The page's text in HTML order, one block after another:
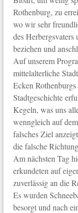
Rothenburg, zu
wo wir sehr
des
beziehen und
Auf unserem
mittelalterliche
Ecken
Stadtgeschichte
Kegeln, was uns
wenngleich auf
falsches Ziel
die falsche
Am nächsten Tag
erkundeten auf
zuverlässig an die
Es wurden
besorgt und nach